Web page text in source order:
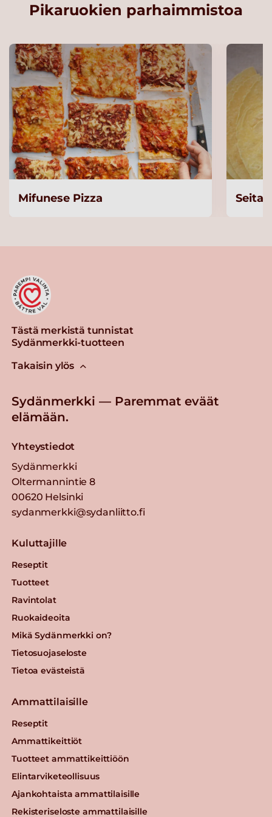
Pikaruokien parhaimmistoa
Mifunese Pizza
Tästä merkistä tunnistat
Sydänmerkki-tuotteen
Takaisin ylös
Sydänmerkki — Paremmat eväät
elämään.
Yhteystiedot
Sydänmerkki
Oltermannintie 8
00620 Helsinki
sydanmerkki@sydanliitto.fi
Kuluttajille
Reseptit
Tuotteet
Ravintolat
Ruokaideoita
Mikä Sydänmerkki on?
Tietosuojaseloste
Tietoa evästeistä
Ammattilaisille
Reseptit
Ammattikeittiöt
Tuotteet ammattikeittiöön
Elintarviketeollisuus
Ajankohtaista ammattilaisille
Rekisteriseloste ammattilaisille